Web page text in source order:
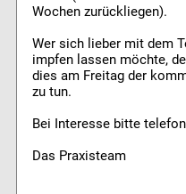
Wochen zurückliegen).
Wer sich lieber mit dem
impfen lassen möchte,
dies am Freitag der
zu tun.
Bei Interesse bitte
Das Praxisteam